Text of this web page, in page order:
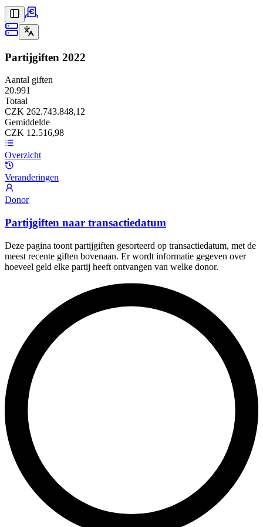
Partijgiften 2022
Aantal giften
20.991
Totaal
CZK 262.743.848,12
Gemiddelde
CZK 12.516,98
Overzicht
Veranderingen
Donor
Partijgiften naar transactiedatum
Deze pagina toont partijgiften gesorteerd op transactiedatum, met de
meest recente giften bovenaan. Er wordt informatie gegeven over
hoeveel geld elke partij heeft ontvangen van welke donor.